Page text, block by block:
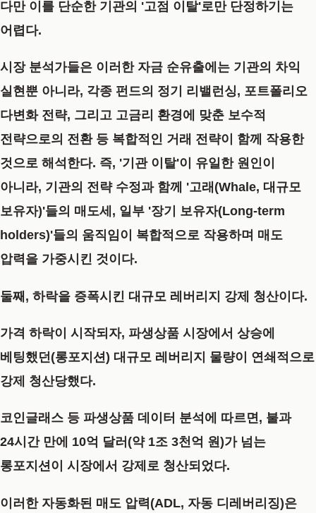
다만 이를 단순한 기관의 '고점 이탈'로만 단정하기는
어렵다.
시장 분석가들은 이러한 자금 순유출에는 기관의 차익
실현뿐 아니라, 각종 펀드의 정기 리밸런싱, 포트폴리오
다변화 전략, 그리고 고금리 환경에 맞춘 보수적
전략으로의 전환 등 복합적인 거래 전략이 함께 작용한
것으로 해석한다. 즉, '기관 이탈'이 유일한 원인이
아니라, 기관의 전략 수정과 함께 '고래(Whale, 대규모
보유자)'들의 매도세, 일부 '장기 보유자(Long-term
holders)'들의 움직임이 복합적으로 작용하며 매도
압력을 가중시킨 것이다.
둘째, 하락을 증폭시킨 대규모 레버리지 강제 청산이다.
가격 하락이 시작되자, 파생상품 시장에서 상승에
베팅했던(롱포지션) 대규모 레버리지 물량이 연쇄적으로
강제 청산당했다.
코인글래스 등 파생상품 데이터 분석에 따르면, 불과
24시간 만에 10억 달러(약 1조 3천억 원)가 넘는
롱포지션이 시장에서 강제로 청산되었다.
이러한 자동화된 매도 압력(ADL, 자동 디레버리징)은